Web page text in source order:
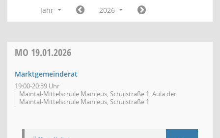
Jahr 2026
MO 19.01.2026
Marktgemeinderat
19:00-20:39 Uhr
Maintal-Mittelschule Mainleus, Schulstraße 1, Aula der
Maintal-Mittelschule Mainleus, Schulstraße 1